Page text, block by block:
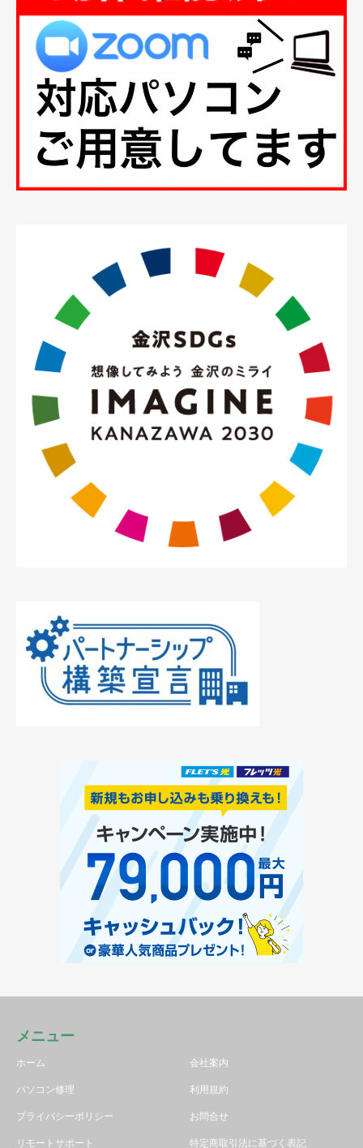
メニュー
ホーム 会社案内
パソコン修理 利用規約
プライバシーポリシー お問合せ
リモートサポート 特定商取引法に基づく表記